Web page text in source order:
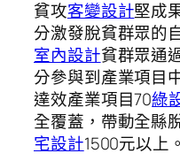
貧攻客變設計堅成
分激發脫貧群眾的
室內設計貧群眾通
分參與到產業項目
達效產業項目70綠
全覆蓋，帶動全縣
宅設計1500元以上。